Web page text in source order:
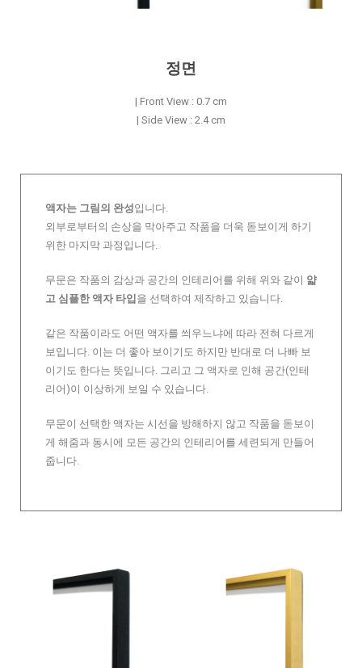
정면
| Front View : 0.7 cm
| Side View : 2.4 cm
액자는 그림의 완성입니다.
외부로부터의 손상을 막아주고 작품을 더욱 돋보이게 하기
위한 마지막 과정입니다.
무문은 작품의 감상과 공간의 인테리어를 위해 위와 같이 얇
고 심플한 액자 타입 을 선택하여 제작하고 있습니다.
같은 작품이라도 어떤 액자를 씌우느냐에 따라 전혀 다르게
보입니다. 이는 더 좋아 보이기도 하지만 반대로 더 나빠 보
이기도 한다는 뜻입니다. 그리고 그 액자로 인해 공간(인테
리어)이 이상하게 보일 수 있습니다.
무문이 선택한 액자는 시선을 방해하지 않고 작품을 돋보이
게 해줌과 동시에 모든 공간의 인테리어를 세련되게 만들어
줍니다.